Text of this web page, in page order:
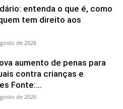
entenda o que é, como
tem direito aos
de 2026
aumento de penas para
contra crianças e
Fonte:...
de 2026